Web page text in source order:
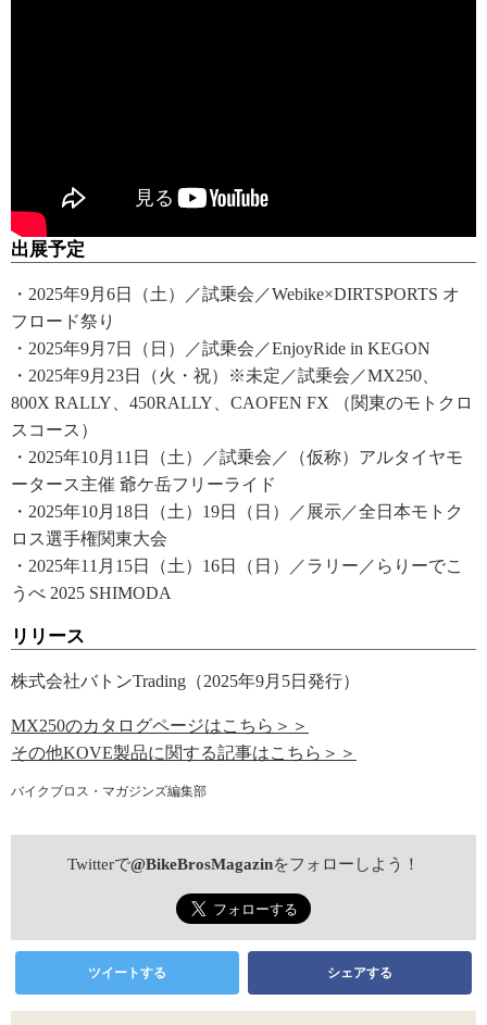
出展予定
・2025年9月6日（土）／試乗会／Webike×DIRTSPORTS オ
フロード祭り
・2025年9月7日（日）／試乗会／EnjoyRide in KEGON
・2025年9月23日（火・祝）※未定／試乗会／MX250、
800X RALLY、450RALLY、CAOFEN FX （関東のモトクロ
スコース）
・2025年10月11日（土）／試乗会／（仮称）アルタイヤモ
ータース主催 爺ケ岳フリーライド
・2025年10月18日（土）19日（日）／展示／全日本モトク
ロス選手権関東大会
・2025年11月15日（土）16日（日）／ラリー／らりーでこ
うべ 2025 SHIMODA
リリース
株式会社バトンTrading（2025年9月5日発行）
MX250のカタログページはこちら＞＞
その他KOVE製品に関する記事はこちら＞＞
バイクブロス・マガジンズ編集部
Twitterで@BikeBrosMagazinをフォローしよう！
ツイートする シェアする